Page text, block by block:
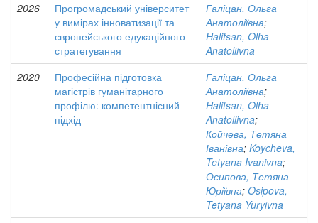
2026
Прогромадський університет
у вимірах інноватизації та
європейського едукаційного
стратегування
Галіцан, Ольга
Анатоліївна;
Halitsan, Olha
Anatoliivna
2020
Професійна підготовка
магістрів гуманітарного
профілю: компетентнісний
підхід
Галіцан, Ольга
Анатоліївна;
Halitsan, Olha
Anatoliivna;
Койчева, Тетяна
Іванівна; Koycheva,
Tetyana Ivanivna;
Осипова, Тетяна
Юріївна; Osipova,
Tetyana Yuryivna